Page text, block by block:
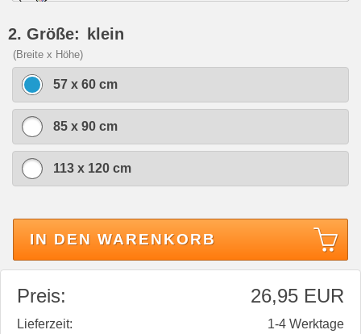
2. Größe: klein
(Breite x Höhe)
57 x 60 cm
85 x 90 cm
113 x 120 cm
IN DEN WARENKORB
Preis: 26,95 EUR
Lieferzeit:
1-4 Werktage